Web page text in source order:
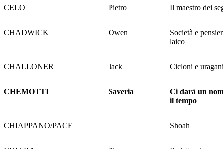
CELO Pietro Il maestro dei
CHADWICK Owen
Società e
laico
CHALLONER Jack Cicloni e uragani
CHEMOTTI Saveria
Ci darà un
il tempo
CHIAPPANO/PACE Shoah